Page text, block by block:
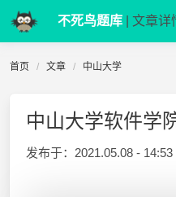
不死鸟题库 | 文章详
首页 文章 中山大学
发布于： 2021.05.08 - 14:53